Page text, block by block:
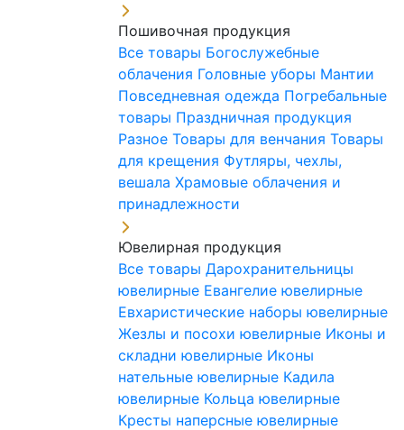
Пошивочная продукция
Все товары Богослужебные
облачения Головные уборы Мантии
Повседневная одежда Погребальные
товары Праздничная продукция
Разное Товары для венчания Товары
для крещения Футляры, чехлы,
вешала Храмовые облачения и
принадлежности
Ювелирная продукция
Все товары Дарохранительницы
ювелирные Евангелие ювелирные
Евхаристические наборы ювелирные
Жезлы и посохи ювелирные Иконы и
складни ювелирные Иконы
нательные ювелирные Кадила
ювелирные Кольца ювелирные
Кресты наперсные ювелирные